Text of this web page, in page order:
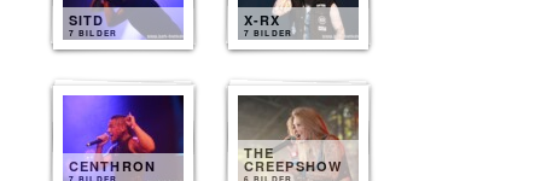
SITD
7 BILDER
X-RX
7 BILDER
CENTHRON
THE
CREEPSHOW